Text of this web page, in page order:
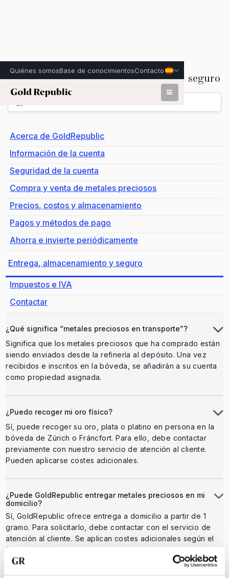
Quiénes somosBase de conocimientosContacto
Volver Entrega, almacenamiento y seguro
Acerca de GoldRepublic
Información de la cuenta
Seguridad de la cuenta
Compra y venta de metales preciosos
Precios, costos y almacenamiento
Pagos y métodos de pago
Ahorra e invierte periódicamente
Entrega, almacenamiento y seguro
Impuestos e IVA
Contactar
¿Qué significa “metales preciosos en transporte”?
Significa que los metales preciosos que ha comprado están
siendo enviados desde la refinería al depósito. Una vez
recibidos e inscritos en la bóveda, se añadirán a su cuenta
como propiedad asignada.
¿Puedo recoger mi oro físico?
Sí, puede recoger su oro, plata o platino en persona en la
bóveda de Zúrich o Fráncfort. Para ello, debe contactar
previamente con nuestro servicio de atención al cliente.
Pueden aplicarse costes adicionales.
¿Puede GoldRepublic entregar metales preciosos en mi
domicilio?
Sí, GoldRepublic ofrece entrega a domicilio a partir de 1
gramo. Para solicitarlo, debe contactar con el servicio de
atención al cliente. Se aplican costes adicionales según el
formato del lingote.